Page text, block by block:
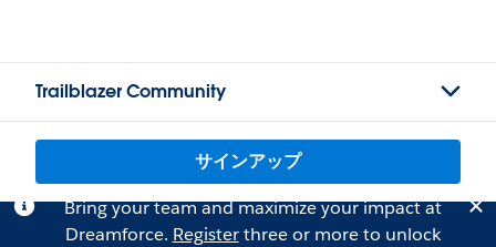
Trailblazer Community
サインアップ
Bring your team and maximize your impact at
Dreamforce. Registerthree or more to unlock